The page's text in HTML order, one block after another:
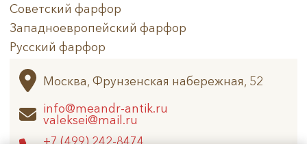
Советский фарфор
Западноевропейский фарфор
Русский фарфор
Архив
Москва, Фрунзенская набережная, 52
info@meandr-antik.ru
valeksei@mail.ru
+7 (499) 242-8474